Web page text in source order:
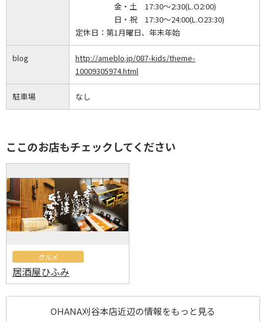
金・土 17:30～2:30(L.O2:00)
日・祝 17:30～24:00(L.O23:30)
定休日： 第1月曜日、年末年始
blog
http://ameblo.jp/087-kids/theme-
10009305974.html
駐車場 なし
ここのお店もチェックしてください
グルメ
居酒屋ひふみ
OHANA刈谷本店近辺の情報をもっと見る